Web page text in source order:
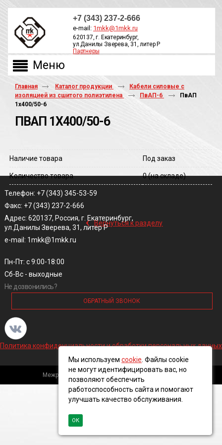
+7 (343) 237-2-666
e-mail: 1mkk@1mkk.ru
620137, г. Екатеринбург,
ул.Данилы Зверева, 31, литер Р
Партнеры
Главная Каталог продукции
Кабели силовые с
изоляцией из сшитого полиэтилена
ПвАП-6
ПвАП
1х400/50-6
ПВАП 1Х400/50-6
Наличие товара Под заказ
Количество товара 0(на складе)
‹ Вернуться к разделу
Телефон: +7 (343) 345-53-59
Факс: +7 (343) 237-2-666
Адрес: 620137, Россия, г. Екатеринбург,
ул.Данилы Зверева, 31, литер Р
e-mail: 1mkk@1mkk.ru
Пн-Пт: с 9:00-18:00
Сб-Вс - выходные
Не дозвонились?
ОБРАТНЫЙ ЗВОНОК
Политика конфиденциальности и обработки персональных данных
Межрегиональная кабельная компания, 2016 ©
Мы используем cookie . Файлы cookie
не могут идентифицировать вас, но
позволяют обеспечить
работоспособность сайта и помогают
улучшать качество обслуживания.
ОК